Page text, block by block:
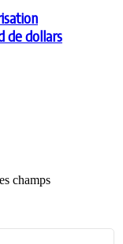
de dollars
champs